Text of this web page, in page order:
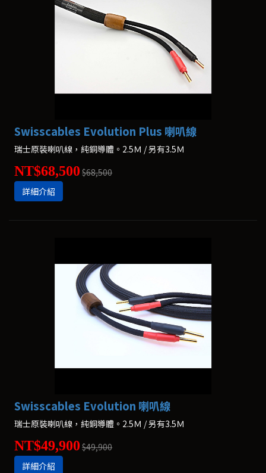
Swisscables Evolution Plus 喇叭線
瑞士原裝喇叭線，純銅導體。2.5Ｍ / 另有3.5Ｍ
NT$68,500 $68,500
詳細介紹
Swisscables Evolution 喇叭線
瑞士原裝喇叭線，純銅導體。2.5Ｍ / 另有3.5Ｍ
NT$49,900 $49,900
詳細介紹